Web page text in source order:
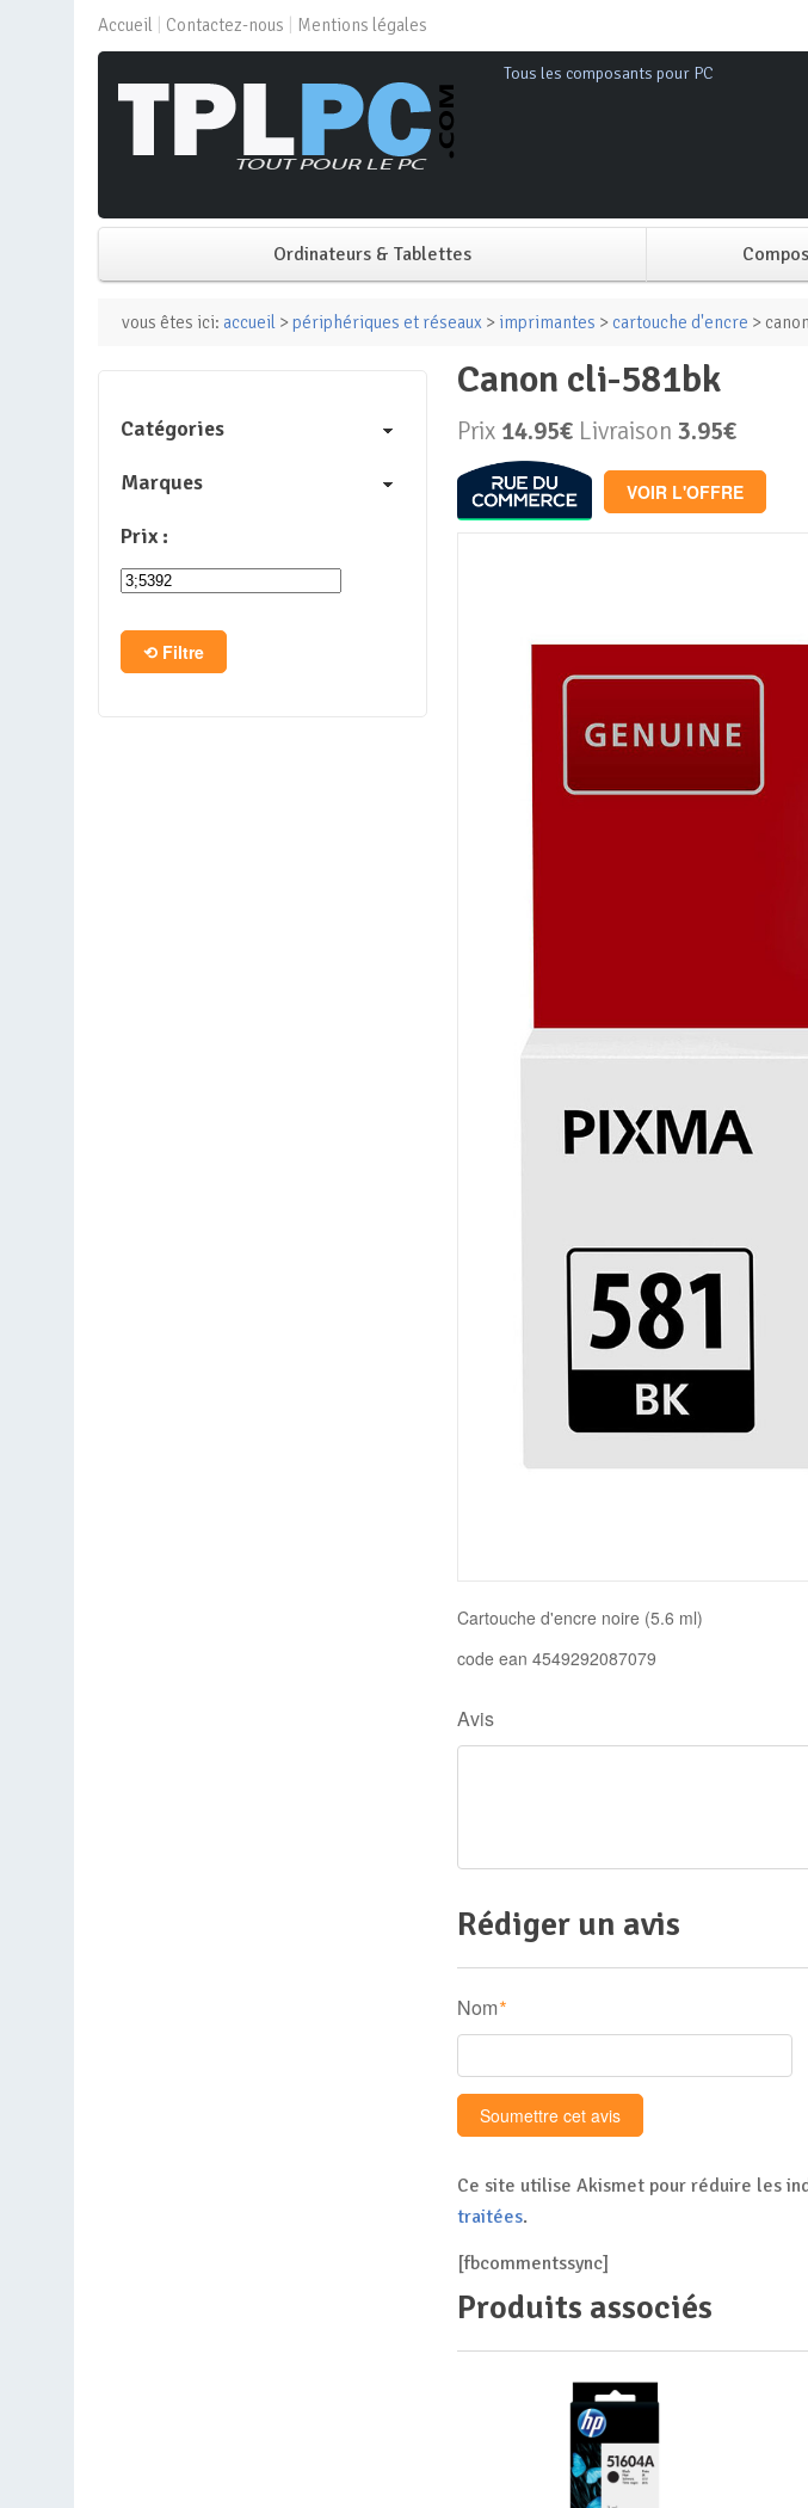
Accueil Contactez-nous Mentions légales
Tous les composants pour PC
Ordinateurs & Tablettes
PC de bureau
Mini PC
PC Tout-en-un
Tablettes
Alimentation PC
Boitier PC
Carte graphique
Carte mère
Processeur
Disque SSD
vous êtes ici: accueil > périphériques et réseaux > imprimantes > cartouche d'encre >
canon cli-581bk
Prix 14.95€ Livraison3.95€
VOIR L'OFFRE
Cartouche d'encre noire (5.6 ml)
code ean 4549292087079
Avis
Rédiger un avis
Nom *
Ce site utilise Akismet pour réduire les
traitées.
[fbcommentssync]
Produits associés
Catégories
Marques
Prix :
Filtre